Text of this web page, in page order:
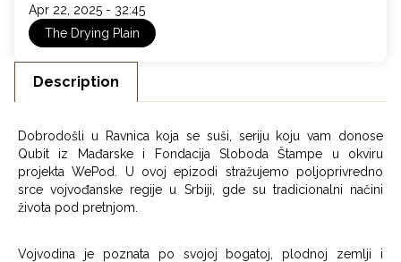
Apr 22, 2025 - 32:45
The Drying Plain
Description
Dobrodošli u Ravnica koja se suši, seriju koju vam donose
Qubit iz Mađarske i Fondacija Sloboda Štampe u okviru
projekta WePod. U ovoj epizodi stražujemo poljoprivredno
srce vojvođanske regije u Srbiji, gde su tradicionalni načini
života pod pretnjom.
Vojvodina je poznata po svojoj bogatoj, plodnoj zemlji i